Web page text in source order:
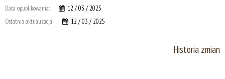
Data opublikowania:
12 / 03 / 2025
Ostatnia aktualizacja:
12 / 03 / 2025
Historia zmian